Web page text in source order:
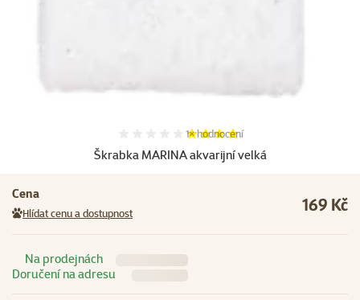
Škrabka MARINA akvarijní velká
Hodnocení 80%, počet hodnocení:
1×hodnocení
Cena
Hlídat cenu a dostupnost 169 Kč
Na prodejnách
Doručení na adresu